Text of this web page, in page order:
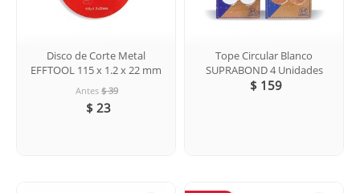
Disco de Corte Metal
EFFTOOL 115 x 1.2 x 22 mm
Antes $ 39
$ 23
Tope Circular Blanco
SUPRABOND 4 Unidades
$ 159